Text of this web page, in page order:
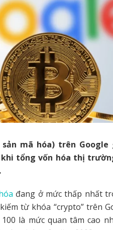
mã hóa) trên Google
tổng vốn hóa thị
đang ở mức thấp nhất
từ khóa “crypto” trên
là mức quan tâm cao